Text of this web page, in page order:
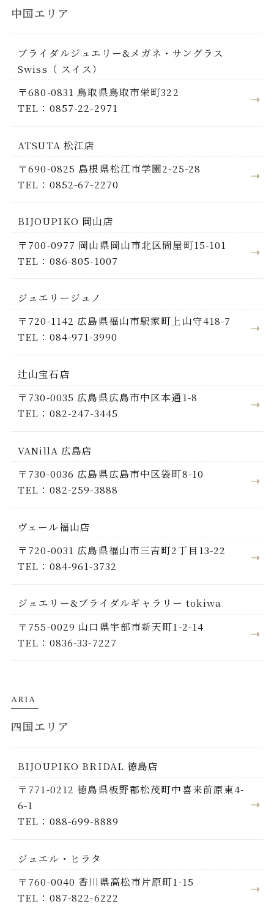
中国エリア
ブライダルジュエリー&メガネ・サングラス
Swiss（ スイス）
〒680-0831 鳥取県鳥取市栄町322
TEL：0857-22-2971
ATSUTA 松江店
〒690-0825 島根県松江市学園2-25-28
TEL：0852-67-2270
BIJOUPIKO 岡山店
〒700-0977 岡山県岡山市北区問屋町15-101
TEL：086-805-1007
ジュエリージュノ
〒720-1142 広島県福山市駅家町上山守418-7
TEL：084-971-3990
辻山宝石店
〒730-0035 広島県広島市中区本通1-8
TEL：082-247-3445
VANillA 広島店
〒730-0036 広島県広島市中区袋町8-10
TEL：082-259-3888
ヴェール福山店
〒720-0031 広島県福山市三吉町2丁目13-22
TEL：084-961-3732
ジュエリー&ブライダルギャラリー tokiwa
〒755-0029 山口県宇部市新天町1-2-14
TEL：0836-33-7227
ARIA
四国エリア
BIJOUPIKO BRIDAL 徳島店
〒771-0212 徳島県板野郡松茂町中喜来前原東4-
6-1
TEL：088-699-8889
ジュエル・ヒラタ
〒760-0040 香川県高松市片原町1-15
TEL：087-822-6222